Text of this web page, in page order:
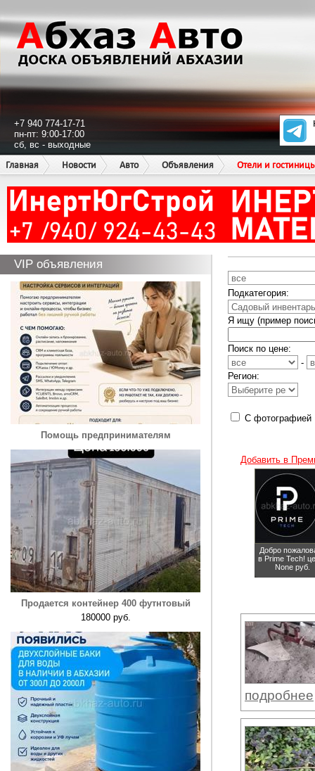
+7 940 774-17-71
пн-пт: 9:00-17:00
сб, вс - выходные
Главная
Новости Авто Объявления Отели и
VIP объявления
Помощь предпринимателям
Продается контейнер 400 футнтовый
180000 руб.
Подкатегория:
Я ищу (пример
Поиск по цене:
-
Регион:
С фотографией
Добавить в
Добро
в Prime Tech!
None руб.
подробнее